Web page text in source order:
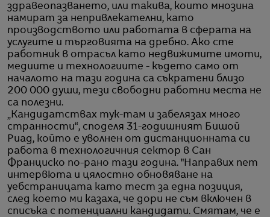
здравеопазването, или такива, които мнозина
намират за непривлекателни, като
производството или работата в сферата на
услугите и търговията на дребно. Ако сте
работник в отрасъл като недвижимите имоти,
медиите и технологиите - където само от
началото на тази година са съкратени близо
200 000 души, тези свободни работни места не
са полезни.
„Кандидатствах тук-там и забелязах много
странности“, споделя 31-годишният Бишой
Риад, който е уволнен от дистанционната си
работа в технологичния сектор в Сан
Франциско по-рано тази година. "Направих пет
интервюта и цялостно обновяване на
уебстраницата като тест за една позиция,
след което ми казаха, че дори не съм включен в
списъка с потенциални кандидати. Смятам, че е